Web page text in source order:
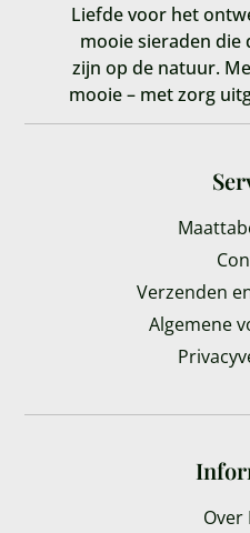
Liefde voor het
mooie sieraden die
zijn op de natuur.
mooie – met zorg
Verzenden
Algemene
Over